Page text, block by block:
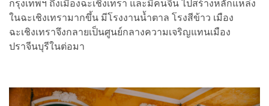
กรุงเทพฯ ถึงเมืองฉะเชิงเทรา และมีคนจีน ไปสร้างหลักแหล่ง
ในฉะเชิงเทรามากขึ้น มีโรงงานน้ำตาล โรงสีข้าว เมือง
ฉะเชิงเทราจึงกลายเป็นศูนย์กลางความเจริญแทนเมือง
ปราจีนบุรีในต่อมา